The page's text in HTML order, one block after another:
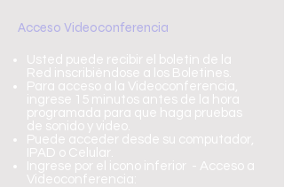
Acceso Videoconferencia
Usted puede recibir el boletín de la
Red inscribiéndose a los Boletines.
Para acceso a la Videoconferencia,
ingrese 15 minutos antes de la hora
programada para que haga pruebas
de sonido y video.
Puede acceder desde su computador,
IPAD o Celular.
Ingrese por el icono inferior - Acceso a
Videoconferencia: